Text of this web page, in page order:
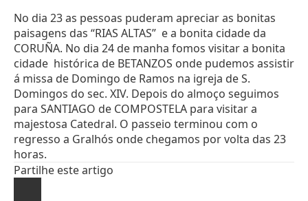
No dia 23 as pessoas puderam apreciar as bonitas
paisagens das “RIAS ALTAS” e a bonita cidade da
CORUÑA. No dia 24 de manha fomos visitar a bonita
cidade histórica de BETANZOS onde pudemos assistir
á missa de Domingo de Ramos na igreja de S.
Domingos do sec. XIV. Depois do almoço seguimos
para SANTIAGO de COMPOSTELA para visitar a
majestosa Catedral. O passeio terminou com o
regresso a Gralhós onde chegamos por volta das 23
horas.
Partilhe este artigo